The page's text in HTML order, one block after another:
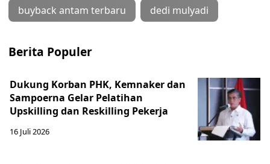
buyback antam terbaru dedi mulyadi
Berita Populer
Dukung Korban PHK, Kemnaker dan
Sampoerna Gelar Pelatihan
Upskilling dan Reskilling Pekerja
16 Juli 2026